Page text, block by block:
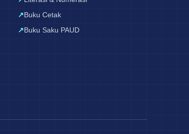
Buku Cetak
Buku Saku PAUD